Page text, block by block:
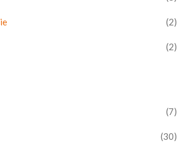
(2)
(2)
(7)
(30)